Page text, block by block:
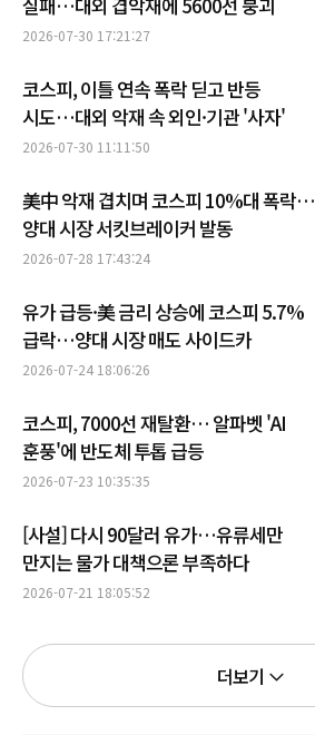
2026-07-30 17:21:27
코스피, 이틀 연속 폭락 딛고 반등
시도…대외 악재 속 외인·기관 '사자'
2026-07-30 11:11:50
美中 악재 겹치며 코스피 10%대 폭락…
양대 시장 서킷브레이커 발동
2026-07-28 17:43:24
유가 급등·美 금리 상승에 코스피 5.7%
급락…양대 시장 매도 사이드카
2026-07-24 18:06:26
코스피, 7000선 재탈환… 알파벳 'AI
훈풍'에 반도체 투톱 급등
2026-07-23 10:35:35
[사설] 다시 90달러 유가…유류세만
만지는 물가 대책으론 부족하다
2026-07-21 18:05:52
더보기